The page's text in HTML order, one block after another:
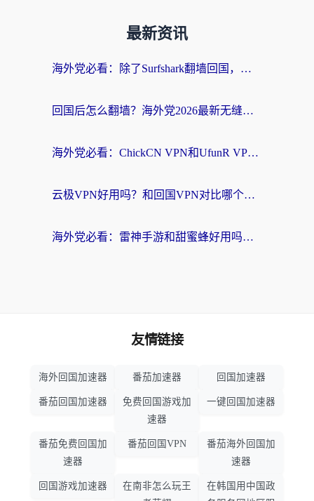
最新资讯
海外党必看：除了Surfshark翻墙回国，这些加速器选择技巧你真的懂吗？
回国后怎么翻墙？海外党2026最新无缝访问国内资源全攻略（附对比实测）
海外党必看：ChickCN VPN和UfunR VPN对比哪个回国效果更好？附实用选择指南
云极VPN好用吗？和回国VPN对比哪个回国效果更好？海外党亲测避坑指南
海外党必看：雷神手游和甜蜜蜂好用吗？3步选对回国加速器无缝刷国内资源
友情链接
海外回国加速器 番茄加速器 回国加速器
番茄回国加速器
免费回国游戏加
速器
一键回国加速器
番茄免费回国加
速器
番茄回国VPN
番茄海外回国加
速器
回国游戏加速器
在南非怎么玩王
在韩国用中国政